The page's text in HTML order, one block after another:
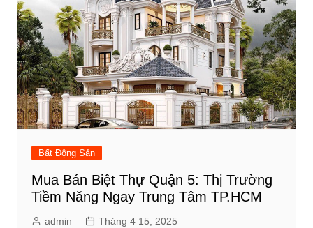
Bất Động Sản
Mua Bán Biệt Thự Quận 5: Thị Trường
Tiềm Năng Ngay Trung Tâm TP.HCM
admin Tháng 4 15, 2025